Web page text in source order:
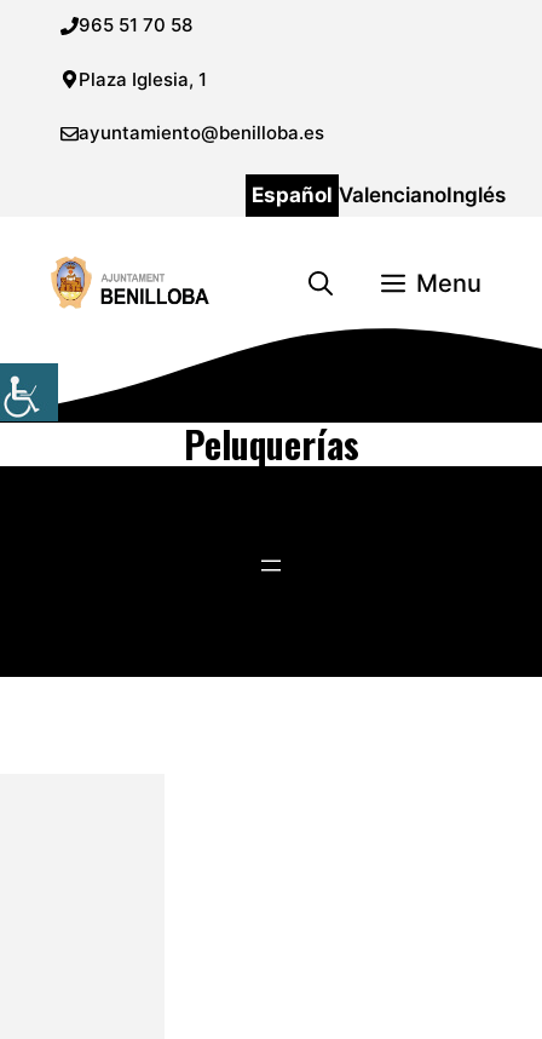
contenido
965 51 70 58
Plaza Iglesia, 1
ayuntamiento@benilloba.es
Español ValencianoInglés
Menu
Peluquerías